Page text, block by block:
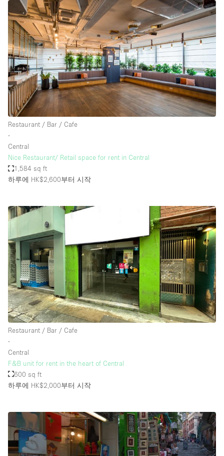
Restaurant / Bar / Cafe
∙
Central
Nice Restaurant/ Retail space for rent in Central
1,584 sq ft
하루에 HK$2,600부터 시작
Restaurant / Bar / Cafe
∙
Central
F&B unit for rent in the heart of Central
600 sq ft
하루에 HK$2,000부터 시작